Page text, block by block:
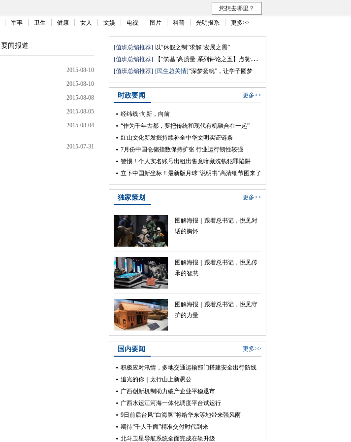
您想去哪里？
军事 卫生 健康 女人 文娱 电视 图片 科普 光明报系 更多>>
要闻报道
2015-08-10
2015-08-10
2015-08-08
2015-08-05
2015-08-04
2015-07-31